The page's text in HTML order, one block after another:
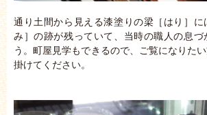
通り土間から見える漆塗りの梁［はり］
み］の跡が残っていて、当時の職人の息づ
う。町屋見学もできるので、ご覧になりた
掛けてください。